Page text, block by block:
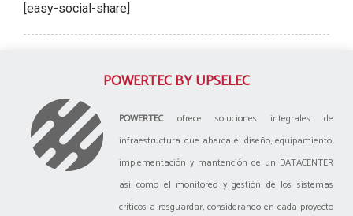
[easy-social-share]
POWERTEC BY UPSELEC
POWERTECofrece soluciones integrales de
infraestructura que abarca el diseño, equipamiento,
implementación y mantención de un DATACENTER
así como el monitoreo y gestión de los sistemas
críticos a resguardar, considerando en cada proyecto